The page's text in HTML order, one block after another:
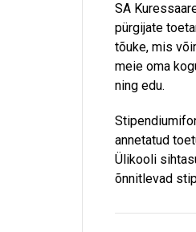
SA
pürgijate
tõuke, mis
meie oma
ning edu.
annetatud
Ülikooli
õnnitlevad